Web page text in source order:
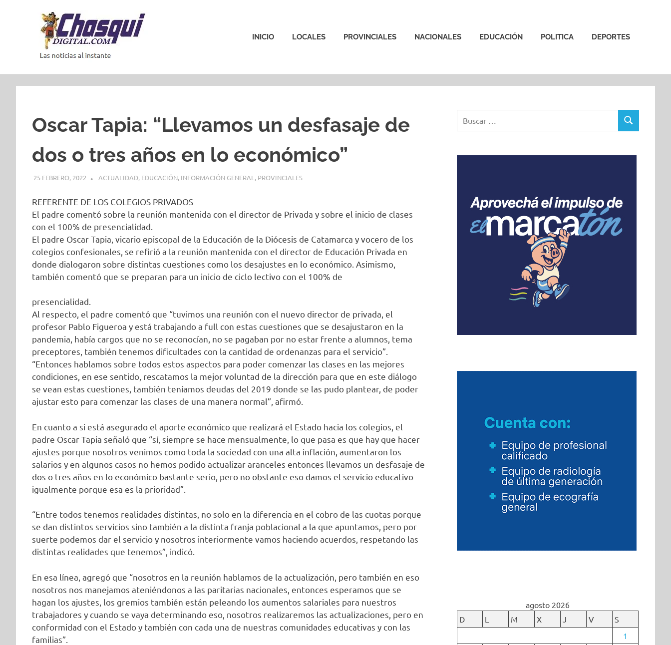
INICIO LOCALES PROVINCIALES NACIONALES EDUCACIÓN POLITICA DEPORTES
Oscar Tapia: “Llevamos un desfasaje de
dos o tres años en lo económico”
25 FEBRERO, 2022 ACTUALIDAD, EDUCACIÓN, INFORMACIÓN GENERAL , PROVINCIALES
REFERENTE DE LOS COLEGIOS PRIVADOS
El padre comentó sobre la reunión mantenida con el director de Privada y sobre el inicio de clases
con el 100% de presencialidad.
El padre Oscar Tapia, vicario episcopal de la Educación de la Diócesis de Catamarca y vocero de los
colegios confesionales, se refirió a la reunión mantenida con el director de Educación Privada en
donde dialogaron sobre distintas cuestiones como los desajustes en lo económico. Asimismo,
también comentó que se preparan para un inicio de ciclo lectivo con el 100% de
presencialidad.
Al respecto, el padre comentó que “tuvimos una reunión con el nuevo director de privada, el
profesor Pablo Figueroa y está trabajando a full con estas cuestiones que se desajustaron en la
pandemia, había cargos que no se reconocían, no se pagaban por no estar frente a alumnos, tema
preceptores, también tenemos dificultades con la cantidad de ordenanzas para el servicio”.
“Entonces hablamos sobre todos estos aspectos para poder comenzar las clases en las mejores
condiciones, en ese sentido, rescatamos la mejor voluntad de la dirección para que en este diálogo
se vean estas cuestiones, también teníamos deudas del 2019 donde se las pudo plantear, de poder
ajustar esto para comenzar las clases de una manera normal”, afirmó.
En cuanto a si está asegurado el aporte económico que realizará el Estado hacia los colegios, el
padre Oscar Tapia señaló que “sí, siempre se hace mensualmente, lo que pasa es que hay que hacer
ajustes porque nosotros venimos como toda la sociedad con una alta inflación, aumentaron los
salarios y en algunos casos no hemos podido actualizar aranceles entonces llevamos un desfasaje de
dos o tres años en lo económico bastante serio, pero no obstante eso damos el servicio educativo
igualmente porque esa es la prioridad”.
“Entre todos tenemos realidades distintas, no solo en la diferencia en el cobro de las cuotas porque
se dan distintos servicios sino también a la distinta franja poblacional a la que apuntamos, pero por
suerte podemos dar el servicio y nosotros interiormente vamos haciendo acuerdos, respetando las
distintas realidades que tenemos”, indicó.
En esa línea, agregó que “nosotros en la reunión hablamos de la actualización, pero también en eso
nosotros nos manejamos ateniéndonos a las paritarias nacionales, entonces esperamos que se
hagan los ajustes, los gremios también están peleando los aumentos salariales para nuestros
trabajadores y cuando se vaya determinando eso, nosotros realizaremos las actualizaciones, pero en
conformidad con el Estado y también con cada una de nuestras comunidades educativas y con las
familias”.
BUSCAR
agosto 2026
D
L M X J V
S
1